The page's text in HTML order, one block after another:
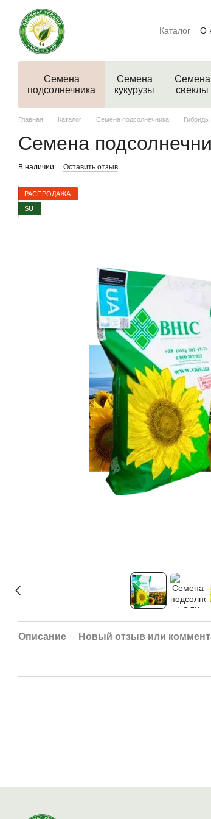
Перейти к основному контенту
Каталог О
Семена
подсолнечника
Семена
кукурузы
Семена
свеклы
Главная Каталог Семена подсолнечника Гибриды
Семена
В наличии Оставить отзыв
РАСПРОДАЖА
SU
Описание Новый отзыв или